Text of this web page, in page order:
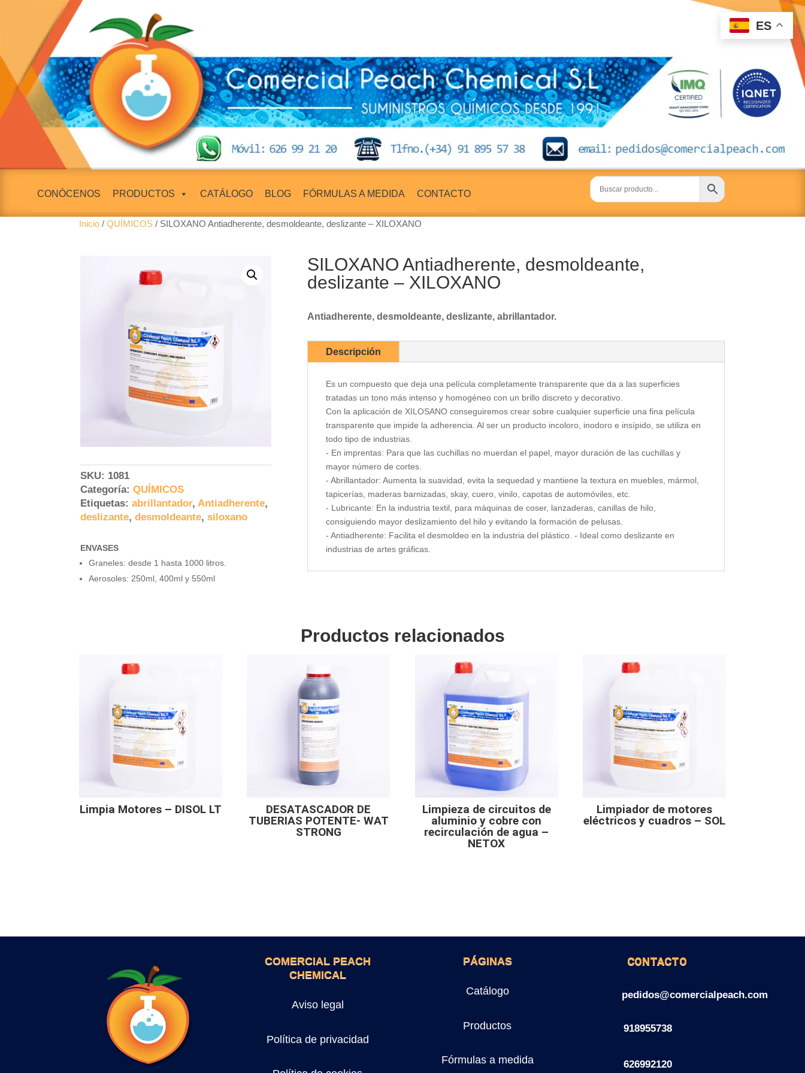
CONÓCENOS PRODUCTOS CATÁLOGO BLOG FÓRMULAS A MEDIDA CONTACTO
Inicio / QUÍMICOS / SILOXANO Antiadherente, desmoldeante, deslizante – XILOXANO
SKU: 1081
Categoría:QUÍMICOS
Etiquetas:abrillantador,Antiadherente,
deslizante,desmoldeante,siloxano
ENVASES
Graneles: desde 1 hasta 1000 litros.
Aerosoles: 250ml, 400ml y 550ml
SILOXANO Antiadherente, desmoldeante,
deslizante – XILOXANO
Antiadherente, desmoldeante, deslizante, abrillantador.
Descripción
Es un compuesto que deja una película completamente transparente que da a las superficies
tratadas un tono más intenso y homogéneo con un brillo discreto y decorativo.
Con la aplicación de XILOSANO conseguiremos crear sobre cualquier superficie una fina película
transparente que impide la adherencia. Al ser un producto incoloro, inodoro e insípido, se utiliza en
todo tipo de industrias.
- En imprentas: Para que las cuchillas no muerdan el papel, mayor duración de las cuchillas y
mayor número de cortes.
- Abrillantador: Aumenta la suavidad, evita la sequedad y mantiene la textura en muebles, mármol,
tapicerías, maderas barnizadas, skay, cuero, vinilo, capotas de automóviles, etc.
- Lubricante: En la industria textil, para máquinas de coser, lanzaderas, canillas de hilo,
consiguiendo mayor deslizamiento del hilo y evitando la formación de pelusas.
- Antiadherente: Facilita el desmoldeo en la industria del plástico. - Ideal como deslizante en
industrias de artes gráficas.
Productos relacionados
Limpia Motores – DISOL LT
DESATASCADOR DE
TUBERIAS POTENTE- WAT
STRONG
Limpieza de circuitos de
aluminio y cobre con
recirculación de agua –
NETOX
Limpiador de motores
eléctricos y cuadros – SOL
COMERCIAL PEACH
CHEMICAL
Aviso legal
Política de privacidad
PÁGINAS
Catálogo
Productos
Fórmulas a medida
CONTACTO
pedidos@comercialpeach.com
918955738
626992120
ES